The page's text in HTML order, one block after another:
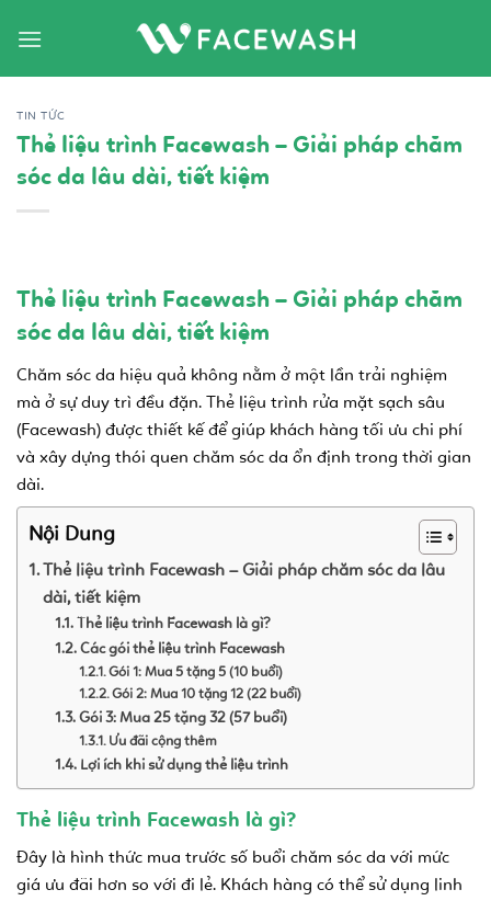
qua
TIN TỨC
Thẻ liệu trình Facewash – Giải pháp chăm
sóc da lâu dài, tiết kiệm
Thẻ liệu trình Facewash – Giải pháp chăm
sóc da lâu dài, tiết kiệm
Chăm sóc da hiệu quả không nằm ở một lần trải nghiệm
mà ở sự duy trì đều đặn. Thẻ liệu trình rửa mặt sạch sâu
(Facewash) được thiết kế để giúp khách hàng tối ưu chi phí
và xây dựng thói quen chăm sóc da ổn định trong thời gian
dài.
Nội Dung
Thẻ liệu trình Facewash – Giải pháp chăm sóc da lâu
dài, tiết kiệm
Thẻ liệu trình Facewash là gì?
Các gói thẻ liệu trình Facewash
Gói 1: Mua 5 tặng 5 (10 buổi)
Gói 2: Mua 10 tặng 12 (22 buổi)
Gói 3: Mua 25 tặng 32 (57 buổi)
Ưu đãi cộng thêm
Lợi ích khi sử dụng thẻ liệu trình
Thẻ liệu trình Facewash là gì?
Đây là hình thức mua trước số buổi chăm sóc da với mức
giá ưu đãi hơn so với đi lẻ. Khách hàng có thể sử dụng linh